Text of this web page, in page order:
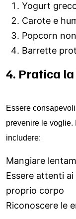
Yogurt
Carote e
Popcorn
Barrette
4. Pratica
Essere
prevenire le voglie.
includere:
Mangiare
Essere attenti
proprio corpo
Riconoscere le